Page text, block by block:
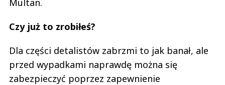
Multan.
Czy już to zrobiłeś?
Dla części detalistów zabrzmi to jak banał, ale
przed wypadkami naprawdę można się
zabezpieczyć poprzez zapewnienie